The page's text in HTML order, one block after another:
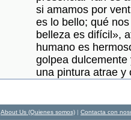
si amamos por
es lo bello; qué
belleza es difícil»,
humano es
golpea
una pintura atrae y
About Us (Quienes somos) Contacta con